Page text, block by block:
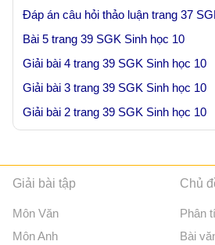
Đáp án câu hỏi thảo luận trang 37
Bài 5 trang 39 SGK Sinh học 10
Giải bài 4 trang 39 SGK Sinh học 10
Giải bài 3 trang 39 SGK Sinh học 10
Giải bài 2 trang 39 SGK Sinh học 10
Giải bài tập
Môn Văn
Môn Anh
Chủ
Phân
Bài